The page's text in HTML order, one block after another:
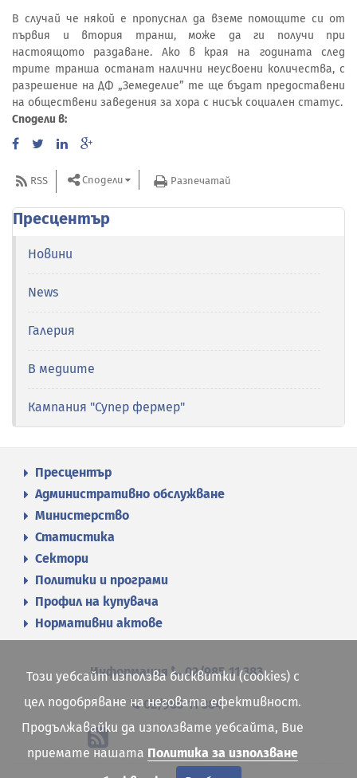
В случай че някой е пропуснал да вземе помощите си от
първия и втория транш, може да ги получи при
настоящото раздаване. Ако в края на годината след
трите транша останат налични неусвоени количества, с
разрешение на ДФ „Земеделие” те ще бъдат предоставени
на обществени заведения за хора с нисък социален статус.
Сподели в:
RSS Сподели Разпечатай
Пресцентър
Новини
News
Галерия
В медиите
Кампания "Супер фермер"
Пресцентър
Административно обслужване
Министерство
Статистика
Сектори
Политики и програми
Профил на купувача
Нормативни актове
Информация 02/985 11 383
02/985 11 384
Този уебсайт използва бисквитки (cookies) с
цел подобряване на неговата ефективност.
Продължавайки да използвате уебсайта, Вие
приемате нашата Политика за използване